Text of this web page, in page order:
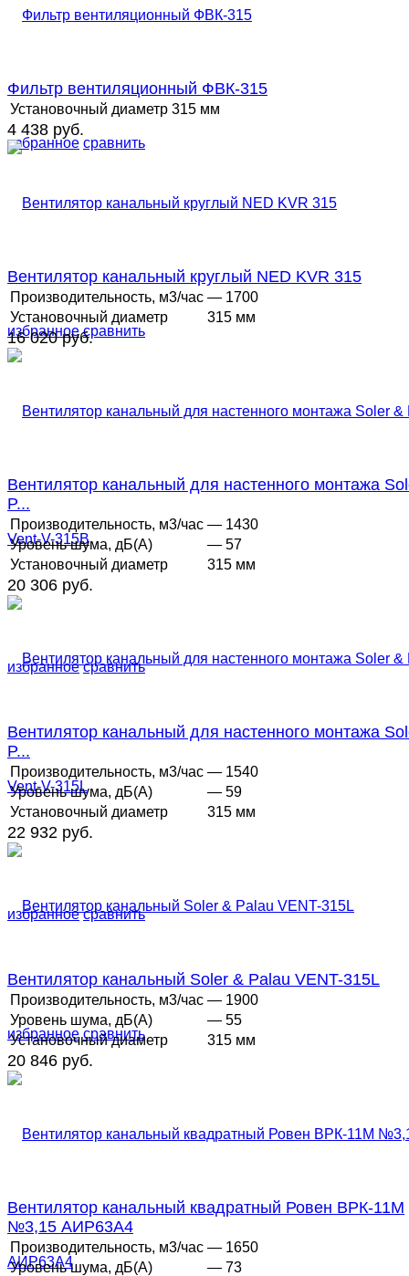
избранное сравнить
Фильтр вентиляционный ФВК-315
Установочный диаметр 315 мм
4 438 руб.
избранное сравнить
Вентилятор канальный круглый NED KVR 315
Производительность, м3/час — 1700
Установочный диаметр
315 мм
16 020 руб.
избранное сравнить
Вентилятор канальный для настенного монтажа
P...
Производительность, м3/час — 1430
Уровень шума, дБ(А)
— 57
Установочный диаметр
315 мм
20 306 руб.
избранное сравнить
Вентилятор канальный для настенного монтажа
P...
Производительность, м3/час — 1540
Уровень шума, дБ(А)
— 59
Установочный диаметр
315 мм
22 932 руб.
избранное сравнить
Вентилятор канальный Soler & Palau VENT-315L
Производительность, м3/час — 1900
Уровень шума, дБ(А)
— 55
Установочный диаметр
315 мм
20 846 руб.
Вентилятор канальный квадратный Ровен ВРК-11М
№3,15 АИР63А4
Производительность, м3/час — 1650
Уровень шума, дБ(А)
— 73